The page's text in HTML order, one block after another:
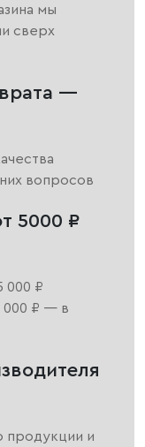
мы
сверх
—
вопросов
5000 ₽
000 ₽
000 ₽ — в
продукции и